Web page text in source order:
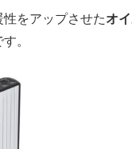
性をアップさせたオ
す。